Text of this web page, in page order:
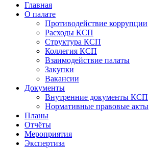
Главная
О палате
Противодействие коррупции
Расходы КСП
Структура КСП
Коллегия КСП
Взаимодействие палаты
Закупки
Вакансии
Документы
Внутренние документы КСП
Нормативные правовые акты
Планы
Отчёты
Мероприятия
Экспертиза